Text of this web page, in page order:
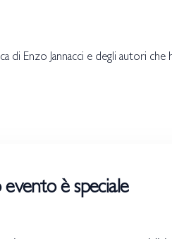
di Enzo Jannacci e degli autori
è speciale